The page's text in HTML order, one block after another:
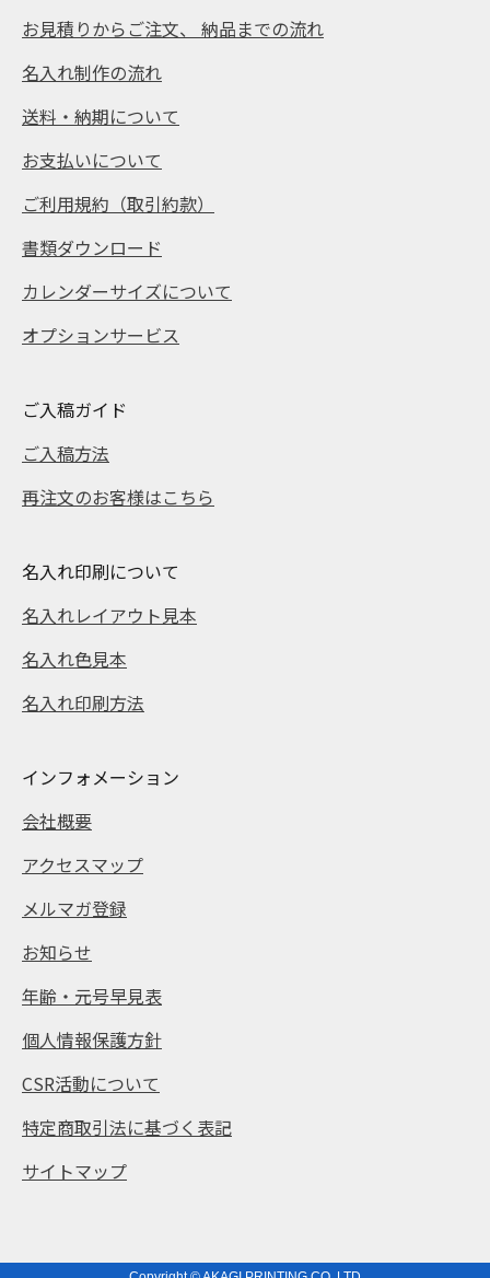
お見積りからご注文、 納品までの流れ
名入れ制作の流れ
送料・納期について
お支払いについて
ご利用規約（取引約款）
書類ダウンロード
カレンダーサイズについて
オプションサービス
ご入稿ガイド
ご入稿方法
再注文のお客様はこちら
名入れ印刷について
名入れレイアウト見本
名入れ色見本
名入れ印刷方法
インフォメーション
会社概要
アクセスマップ
メルマガ登録
お知らせ
年齢・元号早見表
個人情報保護方針
CSR活動について
特定商取引法に基づく表記
サイトマップ